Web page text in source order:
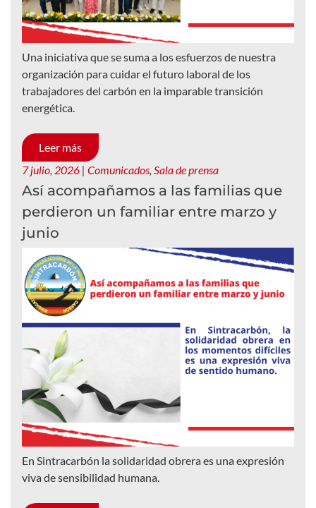
Una iniciativa que se suma a los esfuerzos de nuestra
organización para cuidar el futuro laboral de los
trabajadores del carbón en la imparable transición
energética.
Leer más
7 julio, 2026 | Comunicados, Sala de prensa
Así acompañamos a las familias que
perdieron un familiar entre marzo y
junio
En Sintracarbón la solidaridad obrera es una expresión
viva de sensibilidad humana.